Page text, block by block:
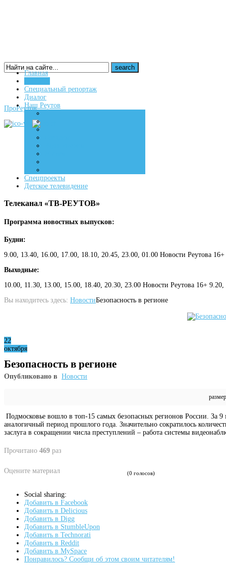
16+
ПроРеутов
Главная
Специальный репортаж
Диалог
Наш Реутов
Спецпроекты
Детское телевидение
Телеканал «ТВ-РЕУТОВ»
Программа новостных выпусков:
Будни:
9.00, 13.40, 16.00, 17.00, 18.10, 20.45, 23.00, 01.00 Новости Реутова
Выходные:
10.00, 11.30, 13.00, 15.00, 18.40, 20.30, 23.00 Новости Реутова 16+
Вы находитесь здесь: НовостиБезопасность в регионе
22
октября
Безопасность в регионе
Опубликовано в Новости
Подмосковье вошло в топ-15 самых безопасных регионов России. За
аналогичный период прошлого года. Значительно сократилось
заслуга в сокращении числа преступлений – работа системы
Прочитано 469 раз
Оцените материал (0 голосов)
Social sharing:
Добавить в Facebook
Добавить в Delicious
Добавить в Digg
Добавить в StumbleUpon
Добавить в Technorati
Добавить в Reddit
Добавить в MySpace
Понравилось? Сообщи об этом своим читателям!